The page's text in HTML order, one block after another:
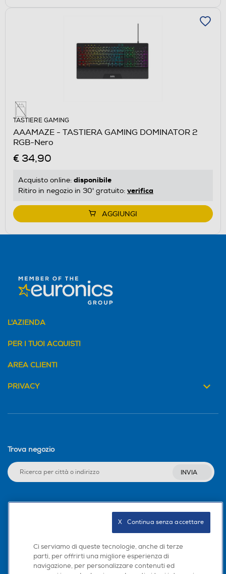
TASTIERE GAMING
AAAMAZE - TASTIERA GAMING DOMINATOR 2
RGB-Nero
€ 34,90
Acquisto online: disponibile
Ritiro in negozio in 30' gratuito: verifica
AGGIUNGI
L'AZIENDA
PER I TUOI ACQUISTI
AREA CLIENTI
PRIVACY
Trova negozio
INVIA
Scarica la nostra app
Ci serviamo di queste tecnologie, anche di terze
parti, per offrirti una migliore esperienza di
navigazione, per personalizzare contenuti ed
X   Continua senza accettare